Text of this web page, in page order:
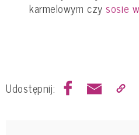
karmelowym czysosie
Udostępnij: